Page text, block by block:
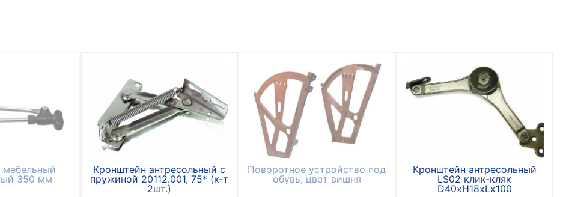
350 мм
Кронштейн антресольный с
пружиной 20112.001, 75* (к-т
2шт.)
Поворотное устройство под
обувь, цвет вишня
Кронштейн антресольный
LS02 клик-кляк
D40хН18хLх100